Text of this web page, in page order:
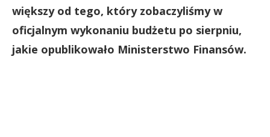
większy od tego, który zobaczyliśmy w
oficjalnym wykonaniu budżetu po sierpniu,
jakie opublikowało Ministerstwo Finansów.